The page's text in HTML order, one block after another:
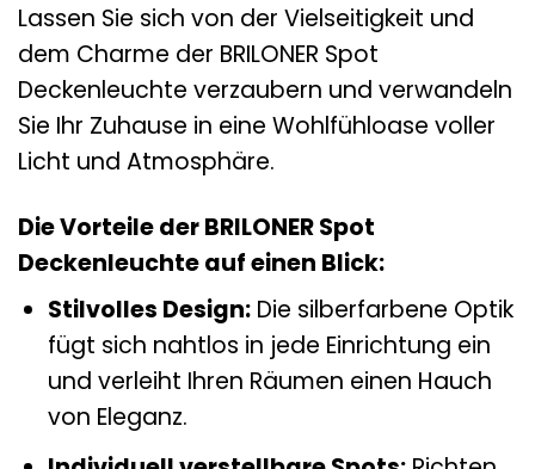
Lassen Sie sich von der Vielseitigkeit und
dem Charme der BRILONER Spot
Deckenleuchte verzaubern und verwandeln
Sie Ihr Zuhause in eine Wohlfühloase voller
Licht und Atmosphäre.
Die Vorteile der BRILONER Spot
Deckenleuchte auf einen Blick:
Stilvolles Design:Die silberfarbene Optik
fügt sich nahtlos in jede Einrichtung ein
und verleiht Ihren Räumen einen Hauch
von Eleganz.